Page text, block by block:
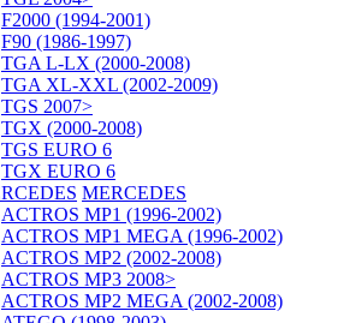
F2000 (1994-2001)
F90 (1986-1997)
TGA L-LX (2000-2008)
TGA XL-XXL (2002-2009)
TGS 2007>
TGX (2000-2008)
TGS EURO 6
TGX EURO 6
MERCEDES
ACTROS MP1 (1996-2002)
ACTROS MP1 MEGA (1996-2002)
ACTROS MP2 (2002-2008)
ACTROS MP3 2008>
ACTROS MP2 MEGA (2002-2008)